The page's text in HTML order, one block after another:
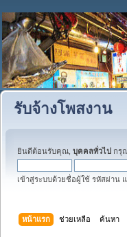
รับจ้างโพสงาน
ยินดีต้อนรับคุณ, บุคคลทั่วไป กรุ
เข้าสู่ระบบด้วยชื่อผู้ใช้ รหัสผ่าน
หน้าแรก ช่วยเหลือ ค้นหา